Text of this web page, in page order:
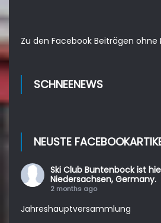
Zu den Facebook Beiträgen
SCHNEENEWS
NEUSTE
Ski Club Buntenbock ist
Niedersachsen, Germany.
2 months ago
Jahreshauptversammlung